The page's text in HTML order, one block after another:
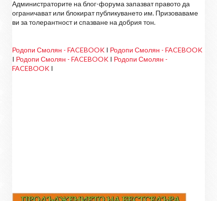
Администраторите на блог-форума запазват правото да
ограничават или блокират публикуването им. Призоваваме
ви за толерантност и спазване на добрия тон.
Родопи Смолян - FACEBOOK I Родопи Смолян - FACEBOOK
I Родопи Смолян - FACEBOOK I Родопи Смолян -
FACEBOOK I